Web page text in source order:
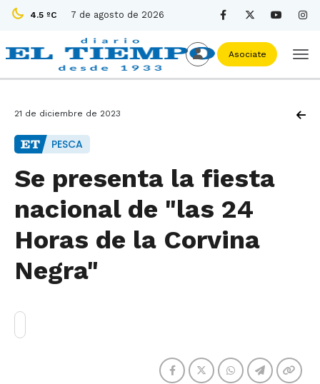
4.5 ºC 7 de agosto de 2026
Asociate
21 de diciembre de 2023
PESCA
Se presenta la fiesta
nacional de "las 24
Horas de la Corvina
Negra"